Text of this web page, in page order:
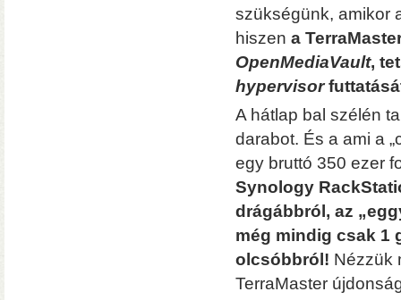
Hardver RAID-es
(HDD, SSD, M.2 SSD)
Windows, macOS, és
szükségünk, amikor
hiszen a
OpenMediaVault,
hypervisor
A hátlap bal szélén
darabot. És a ami a
egy bruttó 350 ezer
Synology
drágábbról, az
még mindig csak 1
olcsóbbról! Nézzük
TerraMaster